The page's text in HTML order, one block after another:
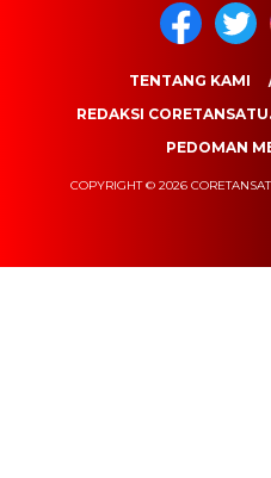
TENTANG KAMI
REDAKSI
PEDOMAN
COPYRIGHT © 2026